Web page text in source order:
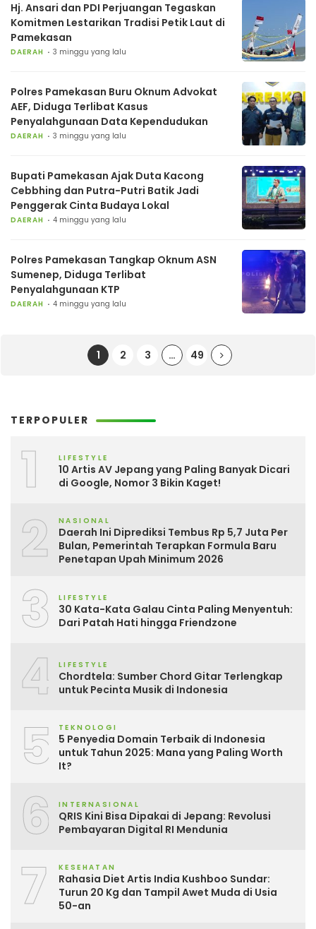
Hj. Ansari dan PDI Perjuangan Tegaskan
Komitmen Lestarikan Tradisi Petik Laut di
Pamekasan
DAERAH 3 minggu yang lalu
Polres Pamekasan Buru Oknum Advokat
AEF, Diduga Terlibat Kasus
Penyalahgunaan Data Kependudukan
DAERAH 3 minggu yang lalu
Bupati Pamekasan Ajak Duta Kacong
Cebbhing dan Putra-Putri Batik Jadi
Penggerak Cinta Budaya Lokal
DAERAH 4 minggu yang lalu
Polres Pamekasan Tangkap Oknum ASN
Sumenep, Diduga Terlibat
Penyalahgunaan KTP
DAERAH 4 minggu yang lalu
1 2 3 … 49
TERPOPULER
1 LIFESTYLE
10 Artis AV Jepang yang Paling Banyak Dicari
di Google, Nomor 3 Bikin Kaget!
2 NASIONAL
Daerah Ini Diprediksi Tembus Rp 5,7 Juta Per
Bulan, Pemerintah Terapkan Formula Baru
Penetapan Upah Minimum 2026
3 LIFESTYLE
30 Kata-Kata Galau Cinta Paling Menyentuh:
Dari Patah Hati hingga Friendzone
4 LIFESTYLE
Chordtela: Sumber Chord Gitar Terlengkap
untuk Pecinta Musik di Indonesia
5 TEKNOLOGI
5 Penyedia Domain Terbaik di Indonesia
untuk Tahun 2025: Mana yang Paling Worth
It?
6 INTERNASIONAL
QRIS Kini Bisa Dipakai di Jepang: Revolusi
Pembayaran Digital RI Mendunia
7 KESEHATAN
Rahasia Diet Artis India Kushboo Sundar:
Turun 20 Kg dan Tampil Awet Muda di Usia
50-an